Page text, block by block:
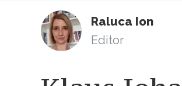
Raluca Ion
Editor